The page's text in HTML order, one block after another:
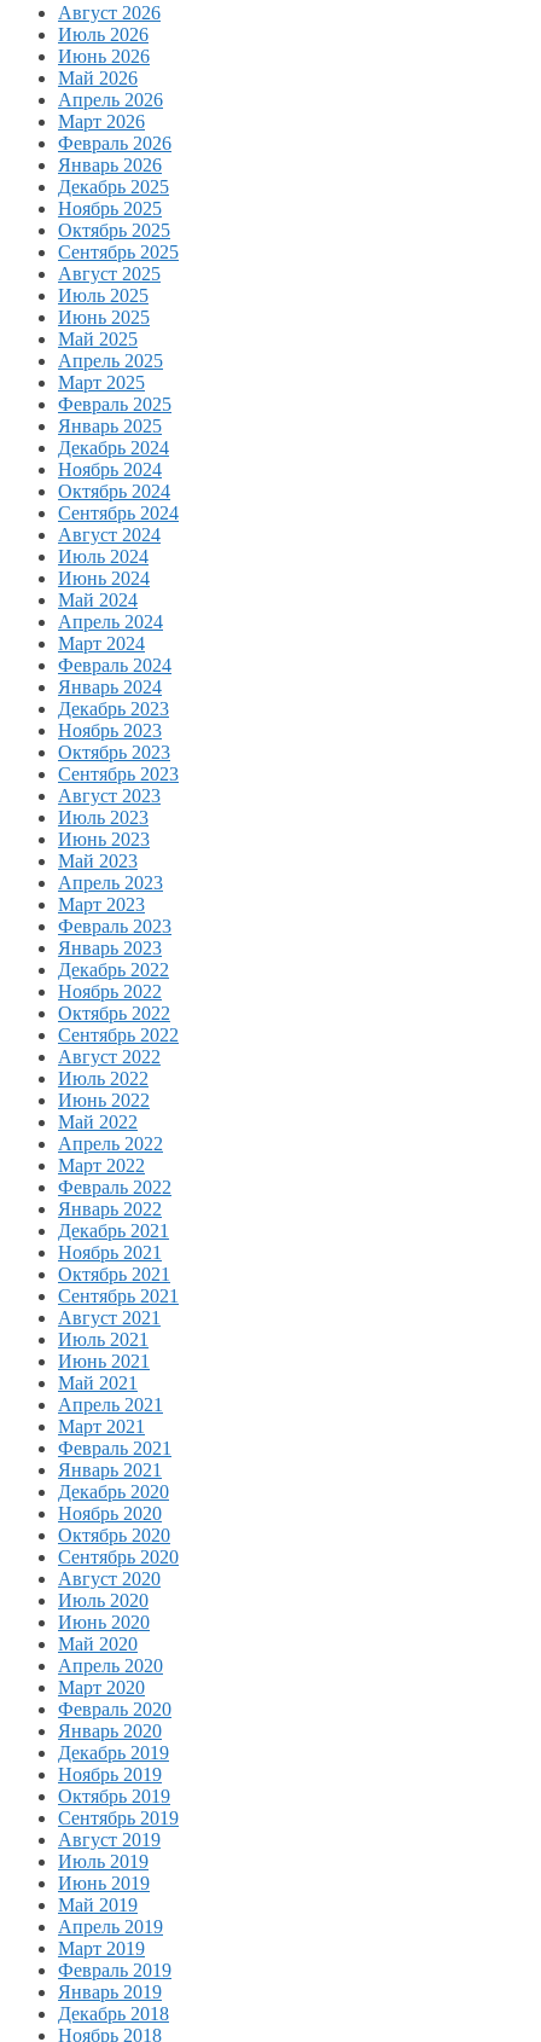
Август 2026
Июль 2026
Июнь 2026
Май 2026
Апрель 2026
Март 2026
Февраль 2026
Январь 2026
Декабрь 2025
Ноябрь 2025
Октябрь 2025
Сентябрь 2025
Август 2025
Июль 2025
Июнь 2025
Май 2025
Апрель 2025
Март 2025
Февраль 2025
Январь 2025
Декабрь 2024
Ноябрь 2024
Октябрь 2024
Сентябрь 2024
Август 2024
Июль 2024
Июнь 2024
Май 2024
Апрель 2024
Март 2024
Февраль 2024
Январь 2024
Декабрь 2023
Ноябрь 2023
Октябрь 2023
Сентябрь 2023
Август 2023
Июль 2023
Июнь 2023
Май 2023
Апрель 2023
Март 2023
Февраль 2023
Январь 2023
Декабрь 2022
Ноябрь 2022
Октябрь 2022
Сентябрь 2022
Август 2022
Июль 2022
Июнь 2022
Май 2022
Апрель 2022
Март 2022
Февраль 2022
Январь 2022
Декабрь 2021
Ноябрь 2021
Октябрь 2021
Сентябрь 2021
Август 2021
Июль 2021
Июнь 2021
Май 2021
Апрель 2021
Март 2021
Февраль 2021
Январь 2021
Декабрь 2020
Ноябрь 2020
Октябрь 2020
Сентябрь 2020
Август 2020
Июль 2020
Июнь 2020
Май 2020
Апрель 2020
Март 2020
Февраль 2020
Январь 2020
Декабрь 2019
Ноябрь 2019
Октябрь 2019
Сентябрь 2019
Август 2019
Июль 2019
Июнь 2019
Май 2019
Апрель 2019
Март 2019
Февраль 2019
Январь 2019
Декабрь 2018
Ноябрь 2018